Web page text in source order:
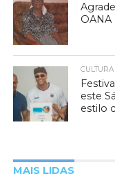
OANA
CULTURA
este
estilo
MAIS LIDAS